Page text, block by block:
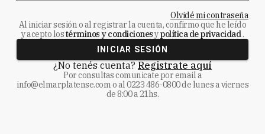
Olvidé mi contraseña
Al iniciar sesión o al registrar la cuenta, confirmo que he leído
y acepto lostérminos y condicionesypolítica de privacidad.
INICIAR SESIÓN
¿No tenés cuenta? Registrate aquí
Por consultas comunicate por email a
info@elmarplatense.como al0223 486-0800de lunes a viernes
de 8:00 a 21hs.